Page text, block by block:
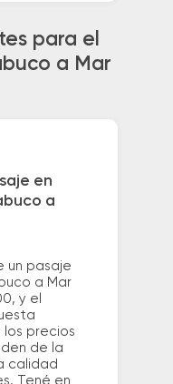
para el
a Mar
en
a
un pasaje
a Mar
y el
los precios
de la
calidad
Tené en